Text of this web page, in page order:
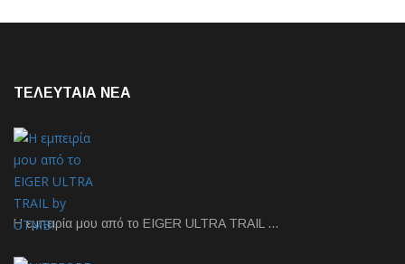
ΤΕΛΕΥΤΑΙΑ NEA
Η εμπειρία μου από το EIGER ULTRA TRAIL …